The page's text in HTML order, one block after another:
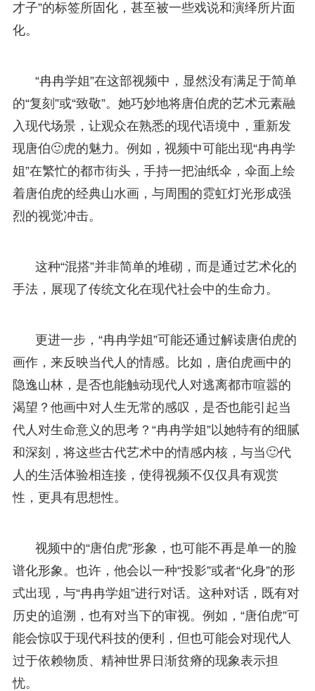
才子”的标签所固化，甚至被一些戏说和演绎所片面
化。
“冉冉学姐”在这部视频中，显然没有满足于简单
的“复刻”或“致敬”。她巧妙地将唐伯虎的艺术元素融
入现代场景，让观众在熟悉的现代语境中，重新发
现唐伯🙂虎的魅力。例如，视频中可能出现“冉冉学
姐”在繁忙的都市街头，手持一把油纸伞，伞面上绘
着唐伯虎的经典山水画，与周围的霓虹灯光形成强
烈的视觉冲击。
这种“混搭”并非简单的堆砌，而是通过艺术化的
手法，展现了传统文化在现代社会中的生命力。
更进一步，“冉冉学姐”可能还通过解读唐伯虎的
画作，来反映当代人的情感。比如，唐伯虎画中的
隐逸山林，是否也能触动现代人对逃离都市喧嚣的
渴望？他画中对人生无常的感叹，是否也能引起当
代人对生命意义的思考？“冉冉学姐”以她特有的细腻
和深刻，将这些古代艺术中的情感内核，与当🙂代
人的生活体验相连接，使得视频不仅仅具有观赏
性，更具有思想性。
视频中的“唐伯虎”形象，也可能不再是单一的脸
谱化形象。也许，他会以一种“投影”或者“化身”的形
式出现，与“冉冉学姐”进行对话。这种对话，既有对
历史的追溯，也有对当下的审视。例如，“唐伯虎”可
能会惊叹于现代科技的便利，但也可能会对现代人
过于依赖物质、精神世界日渐贫瘠的现象表示担
忧。